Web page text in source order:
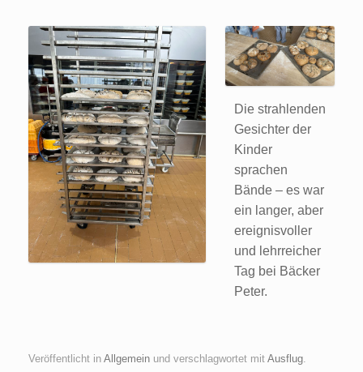
Die strahlenden
Gesichter der
Kinder
sprachen
Bände – es war
ein langer, aber
ereignisvoller
und lehrreicher
Tag bei Bäcker
Peter.
Veröffentlicht in Allgemein und verschlagwortet mit Ausflug